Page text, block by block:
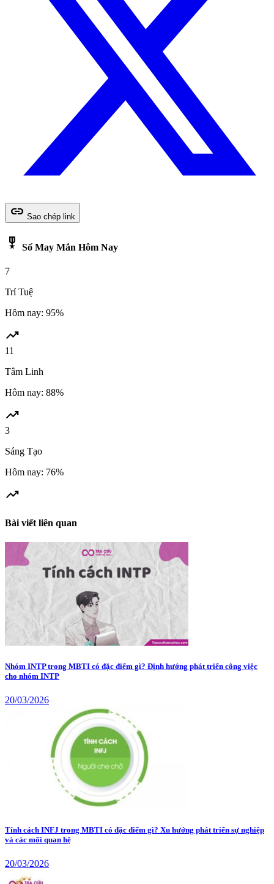
link Sao chép link
military_tech Số May Mắn Hôm Nay
7
Trí Tuệ
Hôm nay: 95%
trending_up
11
Tâm Linh
Hôm nay: 88%
trending_up
3
Sáng Tạo
Hôm nay: 76%
trending_up
Bài viết liên quan
Nhóm INTP trong MBTI có đặc điểm gì? Định hướng phát triển công việc
cho nhóm INTP
20/03/2026
Tính cách INFJ trong MBTI có đặc điểm gì? Xu hướng phát triển sự nghiệp
và các mối quan hệ
20/03/2026